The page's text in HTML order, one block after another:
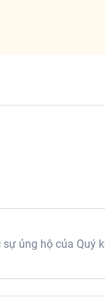
ủng hộ của Quý